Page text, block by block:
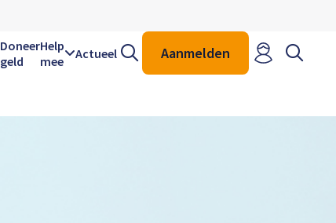
Doneer
geld
Help
mee
Actueel
Zoeken
Aanmelden
Zoeken